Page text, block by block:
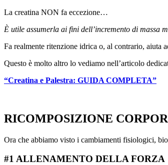
La creatina NON fa eccezione…
È utile assumerla ai fini dell’incremento di massa
Fa realmente ritenzione idrica o, al contrario, aiuta
Questo è molto altro lo vediamo nell’articolo
“Creatina e Palestra: GUIDA COMPLETA”
RICOMPOSIZIONE
Ora che abbiamo visto i cambiamenti fisiologici,
#1 ALLENAMENTO DELLA FORZA